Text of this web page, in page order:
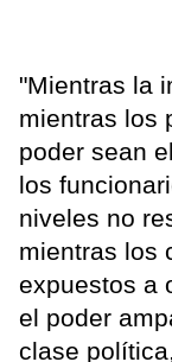
"Mientras la
mientras los
poder sean
los
niveles no
mientras los
expuestos a
el poder
clase